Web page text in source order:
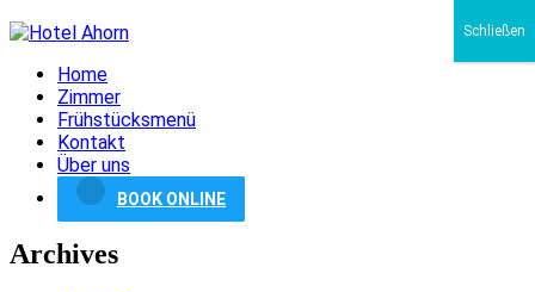
Home
Zimmer
Frühstücksmenü
Kontakt
Über uns
BOOK ONLINE
Archives
Schließen